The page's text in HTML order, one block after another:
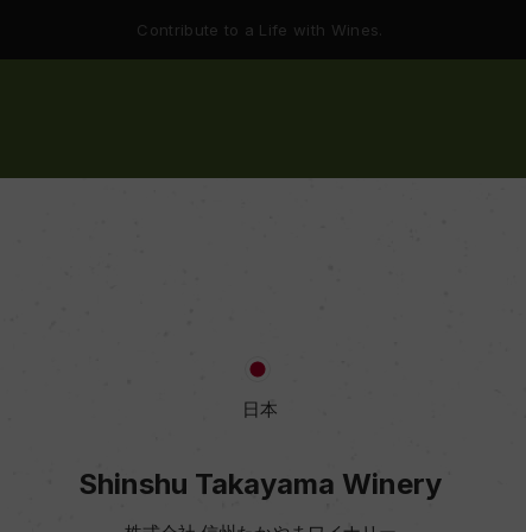
Contribute to a Life with Wines.
日本
Shinshu Takayama Winery